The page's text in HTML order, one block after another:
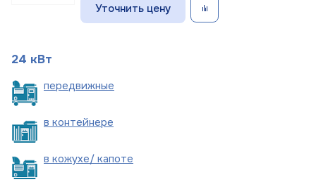
Уточнить цену
24 кВт
передвижные
в контейнере
в кожухе/ капоте